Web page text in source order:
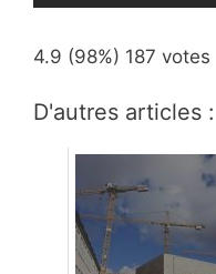
4.9 (98%) 187 votes
D'autres articles :